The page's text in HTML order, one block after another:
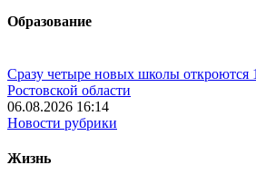
Образование
Сразу четыре новых школы откроются
Ростовской области
06.08.2026 16:14
Новости рубрики
Жизнь